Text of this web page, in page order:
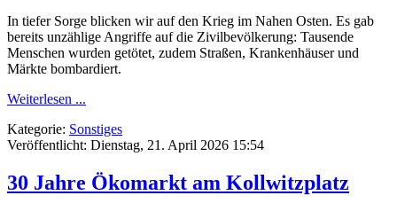
In tiefer Sorge blicken wir auf den Krieg im Nahen Osten. Es gab
bereits unzählige Angriffe auf die Zivilbevölkerung: Tausende
Menschen wurden getötet, zudem Straßen, Krankenhäuser und
Märkte bombardiert.
Weiterlesen ...
Kategorie: Sonstiges
Veröffentlicht: Dienstag, 21. April 2026 15:54
30 Jahre Ökomarkt am Kollwitzplatz